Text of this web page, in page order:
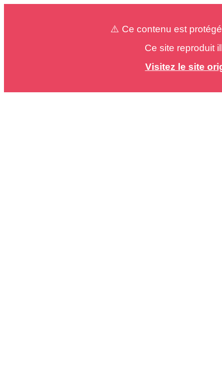
⚠️ Ce contenu est
Ce site reproduit
Visitez le site